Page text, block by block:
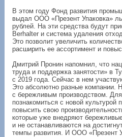
В этом году Фонд развития
выдал ООО «Презент Упаковка»
рублей. На эти средства будут
Berhalter и система удаления
Это позволит увеличить
расширить ее ассортимент и
Дмитрий Пронин напомнил, что
труда и поддержка занятости» в
с 2019 года. Сейчас в нем
Это абсолютно разные компании.
с бережливым производством.
познакомиться с новой культурой
повысить свою
которые уже внедряют
и не останавливаются на
темпы развития. И ООО «Презент